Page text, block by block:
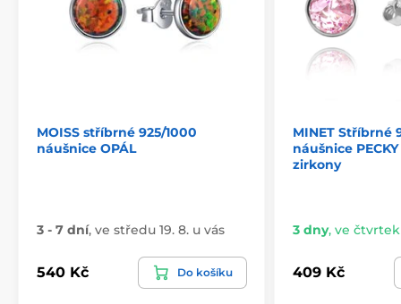
MOISS stříbrné 925/1000
náušnice OPÁL
3 - 7 dní, ve středu 19. 8. u vás
540 Kč Do košíku
MINET Stříbrné
náušnice
zirkony
3 dny, ve čtvrtek
409 Kč